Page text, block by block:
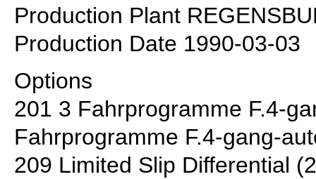
Production Plant
Production Date 1990-03-03
Options
201 3 Fahrprogramme F.4-
Fahrprogramme F.4-gang-
209 Limited Slip Differential